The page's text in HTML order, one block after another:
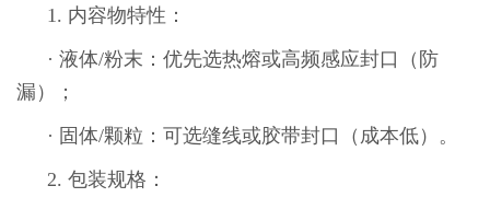
1. 内容物特性：
· 液体/粉末：优先选热熔或高频感应封口（防
漏）；
· 固体/颗粒：可选缝线或胶带封口（成本低）。
2. 包装规格：